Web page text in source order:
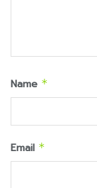
Name *
Email *